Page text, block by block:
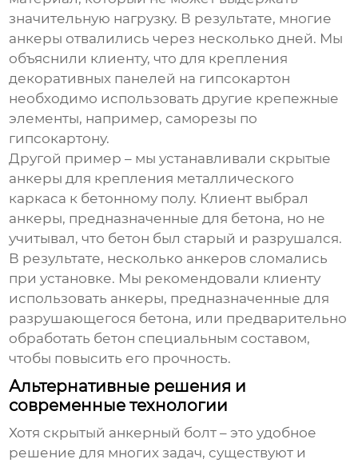
значительную нагрузку. В результате, многие
анкеры отвалились через несколько дней. Мы
объяснили клиенту, что для крепления
декоративных панелей на гипсокартон
необходимо использовать другие крепежные
элементы, например, саморезы по
гипсокартону.
Другой пример – мы устанавливали скрытые
анкеры для крепления металлического
каркаса к бетонному полу. Клиент выбрал
анкеры, предназначенные для бетона, но не
учитывал, что бетон был старый и разрушался.
В результате, несколько анкеров сломались
при установке. Мы рекомендовали клиенту
использовать анкеры, предназначенные для
разрушающегося бетона, или предварительно
обработать бетон специальным составом,
чтобы повысить его прочность.
Альтернативные решения и
современные технологии
Хотя скрытый анкерный болт – это удобное
решение для многих задач, существуют и